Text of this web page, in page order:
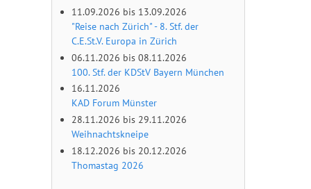
11.09.2026 bis 13.09.2026
"Reise nach Zürich" - 8. Stf. der
C.E.St.V. Europa in Zürich
06.11.2026 bis 08.11.2026
100. Stf. der KDStV Bayern München
16.11.2026
KAD Forum Münster
28.11.2026 bis 29.11.2026
Weihnachtskneipe
18.12.2026 bis 20.12.2026
Thomastag 2026